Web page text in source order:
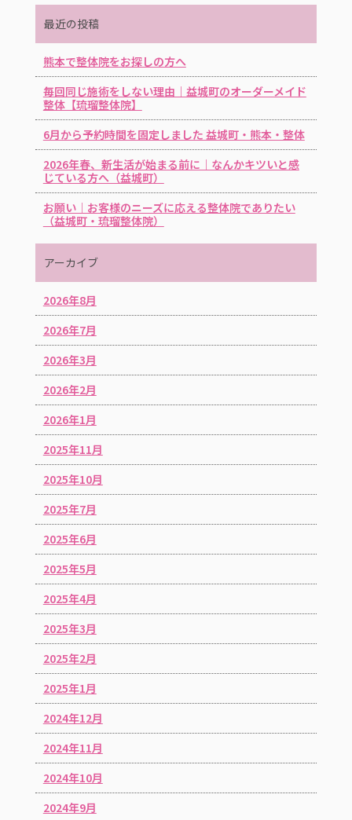
最近の投稿
熊本で整体院をお探しの方へ
毎回同じ施術をしない理由｜益城町のオーダーメイド
整体【琉瑠整体院】
6月から予約時間を固定しました 益城町・熊本・整体
2026年春、新生活が始まる前に｜なんかキツいと感
じている方へ（益城町）
お願い｜お客様のニーズに応える整体院でありたい
（益城町・琉瑠整体院）
アーカイブ
2026年8月
2026年7月
2026年3月
2026年2月
2026年1月
2025年11月
2025年10月
2025年7月
2025年6月
2025年5月
2025年4月
2025年3月
2025年2月
2025年1月
2024年12月
2024年11月
2024年10月
2024年9月